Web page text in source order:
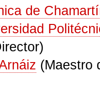
de
(Maestro